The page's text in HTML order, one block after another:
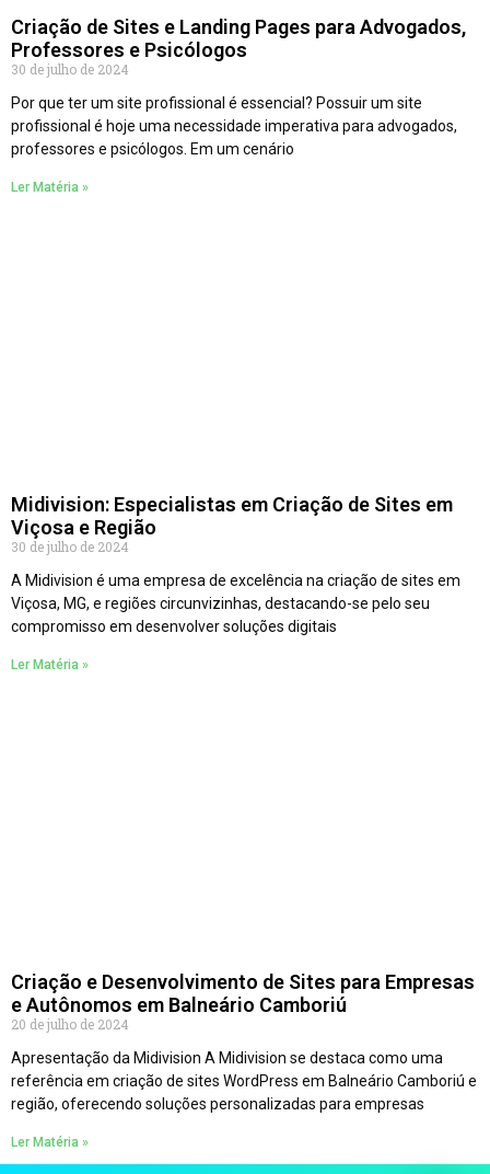
Criação de Sites e Landing Pages para Advogados,
Professores e Psicólogos
30 de julho de 2024
Por que ter um site profissional é essencial? Possuir um site
profissional é hoje uma necessidade imperativa para advogados,
professores e psicólogos. Em um cenário
Ler Matéria »
Midivision: Especialistas em Criação de Sites em
Viçosa e Região
30 de julho de 2024
A Midivision é uma empresa de excelência na criação de sites em
Viçosa, MG, e regiões circunvizinhas, destacando-se pelo seu
compromisso em desenvolver soluções digitais
Ler Matéria »
Criação e Desenvolvimento de Sites para Empresas
e Autônomos em Balneário Camboriú
20 de julho de 2024
Apresentação da Midivision A Midivision se destaca como uma
referência em criação de sites WordPress em Balneário Camboriú e
região, oferecendo soluções personalizadas para empresas
Ler Matéria »